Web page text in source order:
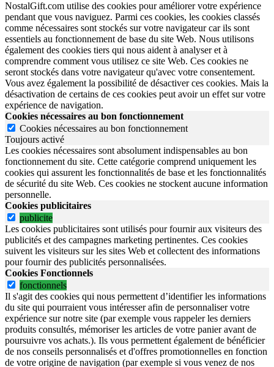
NostalGift.com utilise des cookies pour améliorer votre expérience
pendant que vous naviguez. Parmi ces cookies, les cookies classés
comme nécessaires sont stockés sur votre navigateur car ils sont
essentiels au fonctionnement de base du site Web. Nous utilisons
également des cookies tiers qui nous aident à analyser et à
comprendre comment vous utilisez ce site Web. Ces cookies ne
seront stockés dans votre navigateur qu'avec votre consentement.
Vous avez également la possibilité de désactiver ces cookies. Mais la
désactivation de certains de ces cookies peut avoir un effet sur votre
expérience de navigation.
Cookies nécessaires au bon fonctionnement
Cookies nécessaires au bon fonctionnement
Toujours activé
Les cookies nécessaires sont absolument indispensables au bon
fonctionnement du site. Cette catégorie comprend uniquement les
cookies qui assurent les fonctionnalités de base et les fonctionnalités
de sécurité du site Web. Ces cookies ne stockent aucune information
personnelle.
Cookies publicitaires
publicite
Les cookies publicitaires sont utilisés pour fournir aux visiteurs des
publicités et des campagnes marketing pertinentes. Ces cookies
suivent les visiteurs sur les sites Web et collectent des informations
pour fournir des publicités personnalisées.
Cookies Fonctionnels
fonctionnels
Il s'agit des cookies qui nous permettent d’identifier les informations
du site qui pourraient vous intéresser afin de personnaliser votre
expérience sur notre site (par exemple vous rappeler les derniers
produits consultés, mémoriser les articles de votre panier avant de
poursuivre vos achats.). Ils vous permettent également de bénéficier
de nos conseils personnalisés et d'offres promotionnelles en fonction
de votre origine de navigation (par exemple si vous venez de nos